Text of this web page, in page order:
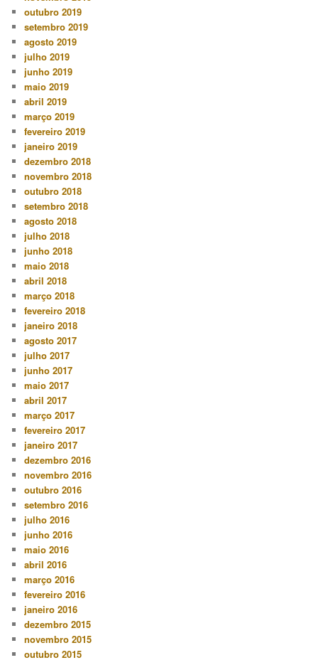
outubro 2019
setembro 2019
agosto 2019
julho 2019
junho 2019
maio 2019
abril 2019
março 2019
fevereiro 2019
janeiro 2019
dezembro 2018
novembro 2018
outubro 2018
setembro 2018
agosto 2018
julho 2018
junho 2018
maio 2018
abril 2018
março 2018
fevereiro 2018
janeiro 2018
agosto 2017
julho 2017
junho 2017
maio 2017
abril 2017
março 2017
fevereiro 2017
janeiro 2017
dezembro 2016
novembro 2016
outubro 2016
setembro 2016
julho 2016
junho 2016
maio 2016
abril 2016
março 2016
fevereiro 2016
janeiro 2016
dezembro 2015
novembro 2015
outubro 2015